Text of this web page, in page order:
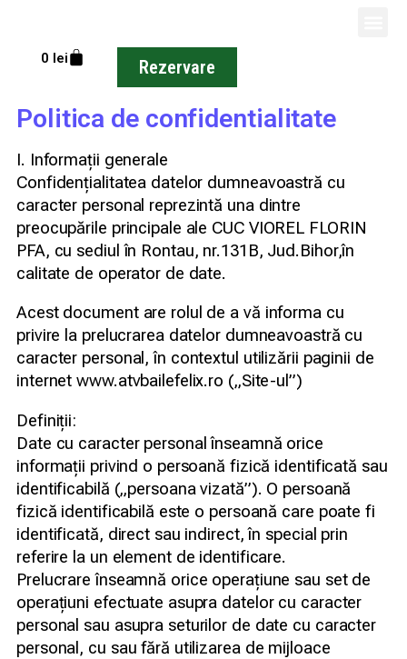
0 lei Rezervare
Politica de confidentialitate
I. Informații generale
Confidențialitatea datelor dumneavoastră cu
caracter personal reprezintă una dintre
preocupările principale ale CUC VIOREL FLORIN
PFA, cu sediul în Rontau, nr.131B, Jud.Bihor,în
calitate de operator de date.
Acest document are rolul de a vă informa cu
privire la prelucrarea datelor dumneavoastră cu
caracter personal, în contextul utilizării paginii de
internet www.atvbailefelix.ro („Site-ul”)
Definiții:
Date cu caracter personal înseamnă orice
informații privind o persoană fizică identificată sau
identificabilă („persoana vizată”). O persoană
fizică identificabilă este o persoană care poate fi
identificată, direct sau indirect, în special prin
referire la un element de identificare.
Prelucrare înseamnă orice operațiune sau set de
operațiuni efectuate asupra datelor cu caracter
personal sau asupra seturilor de date cu caracter
personal, cu sau fără utilizarea de mijloace